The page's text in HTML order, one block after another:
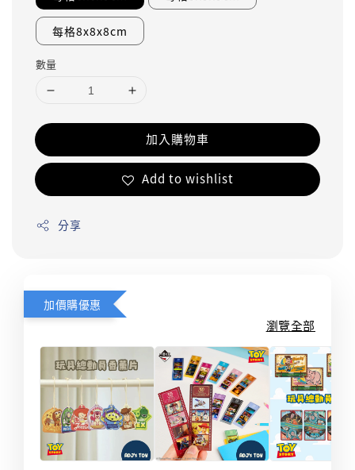
每格8x8x8cm
數量
加入購物車
Add to wishlist
分享
加價購優惠
瀏覽全部